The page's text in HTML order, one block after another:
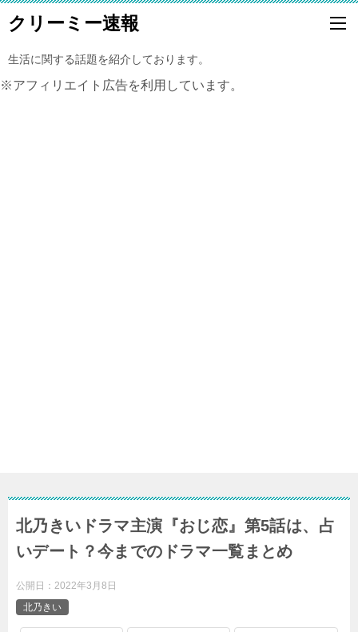
クリーミー速報
生活に関する話題を紹介しております。
※アフィリエイト広告を利用しています。
北乃きいドラマ主演『おじ恋』第5話は、占
いデート？今までのドラマ一覧まとめ
公開日： 2022年3月8日
北乃きい